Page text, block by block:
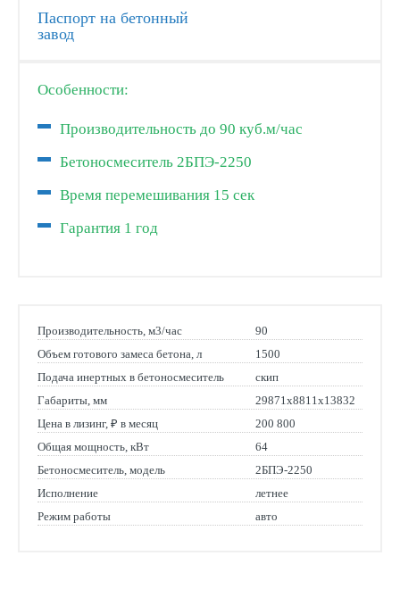
Паспорт на бетонный
завод
Особенности:
Производительность до 90 куб.м/час
Бетоносмеситель 2БПЭ-2250
Время перемешивания 15 сек
Гарантия 1 год
Производительность, м3/час
90
Объем готового замеса бетона, л
1500
Подача инертных в бетоносмеситель
скип
Габариты, мм
29871х8811х13832
Цена в лизинг, ₽ в месяц
200 800
Общая мощность, кВт
64
Бетоносмеситель, модель
2БПЭ-2250
Исполнение
летнее
Режим работы
авто